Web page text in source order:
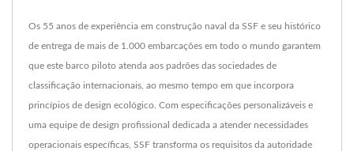
Os 55 anos de experiência em construção naval da SSF e seu histórico
de entrega de mais de 1.000 embarcações em todo o mundo garantem
que este barco piloto atenda aos padrões das sociedades de
classificação internacionais, ao mesmo tempo em que incorpora
princípios de design ecológico. Com especificações personalizáveis e
uma equipe de design profissional dedicada a atender necessidades
operacionais específicas, SSF transforma os requisitos da autoridade